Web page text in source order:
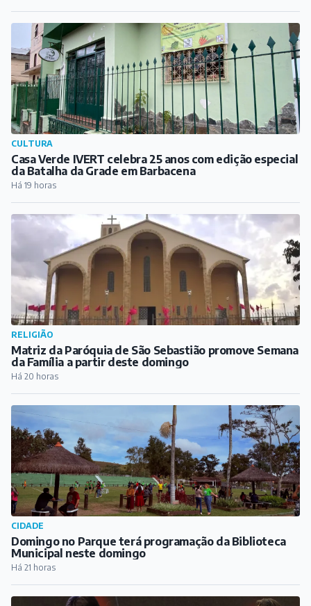
CULTURA
Casa Verde IVERT celebra 25 anos com edição especial
da Batalha da Grade em Barbacena
Há 19 horas
RELIGIÃO
Matriz da Paróquia de São Sebastião promove Semana
da Família a partir deste domingo
Há 20 horas
CIDADE
Domingo no Parque terá programação da Biblioteca
Municipal neste domingo
Há 21 horas